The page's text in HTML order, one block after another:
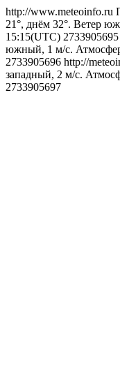
http://www.meteoinfo.ru
21°, днём 32°. Ветер
15:15(UTC) 2733905695
южный, 1 м/с.
2733905696 http://
западный, 2 м/с.
2733905697